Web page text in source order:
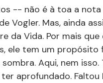
-- não é à toa a nota
Vogler. Mas, ainda
da Vida. Por mais
ele tem um propósito
Aqui, nem isso.
aprofundado. Faltou